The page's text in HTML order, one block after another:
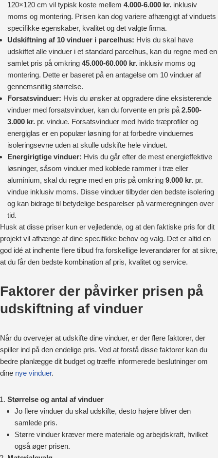
120×120 cm vil typisk koste mellem 4.000-6.000 kr. inklusiv
moms og montering. Prisen kan dog variere afhængigt af vinduets
specifikke egenskaber, kvalitet og det valgte firma.
Udskiftning af 10 vinduer i parcelhus: Hvis du skal have
udskiftet alle vinduer i et standard parcelhus, kan du regne med en
samlet pris på omkring 45.000-60.000 kr. inklusiv moms og
montering. Dette er baseret på en antagelse om 10 vinduer af
gennemsnitlig størrelse.
Forsatsvinduer: Hvis du ønsker at opgradere dine eksisterende
vinduer med forsatsvinduer, kan du forvente en pris på 2.500-
3.000 kr. pr. vindue. Forsatsvinduer med hvide træprofiler og
energiglas er en populær løsning for at forbedre vinduernes
isoleringsevne uden at skulle udskifte hele vinduet.
Energirigtige vinduer: Hvis du går efter de mest energieffektive
løsninger, såsom vinduer med koblede rammer i træ eller
aluminium, skal du regne med en pris på omkring 9.000 kr. pr.
vindue inklusiv moms. Disse vinduer tilbyder den bedste isolering
og kan bidrage til betydelige besparelser på varmeregningen over
tid.
Husk at disse priser kun er vejledende, og at den faktiske pris for dit
projekt vil afhænge af dine specifikke behov og valg. Det er altid en
god idé at indhente flere tilbud fra forskellige leverandører for at sikre,
at du får den bedste kombination af pris, kvalitet og service.
Faktorer der påvirker prisen på
udskiftning af vinduer
Når du overvejer at udskifte dine vinduer, er der flere faktorer, der
spiller ind på den endelige pris. Ved at forstå disse faktorer kan du
bedre planlægge dit budget og træffe informerede beslutninger om
dine nye vinduer.
Størrelse og antal af vinduer
Jo flere vinduer du skal udskifte, desto højere bliver den
samlede pris.
Større vinduer kræver mere materiale og arbejdskraft, hvilket
også øger prisen.